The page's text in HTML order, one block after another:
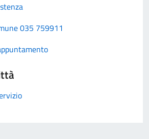
035 759911